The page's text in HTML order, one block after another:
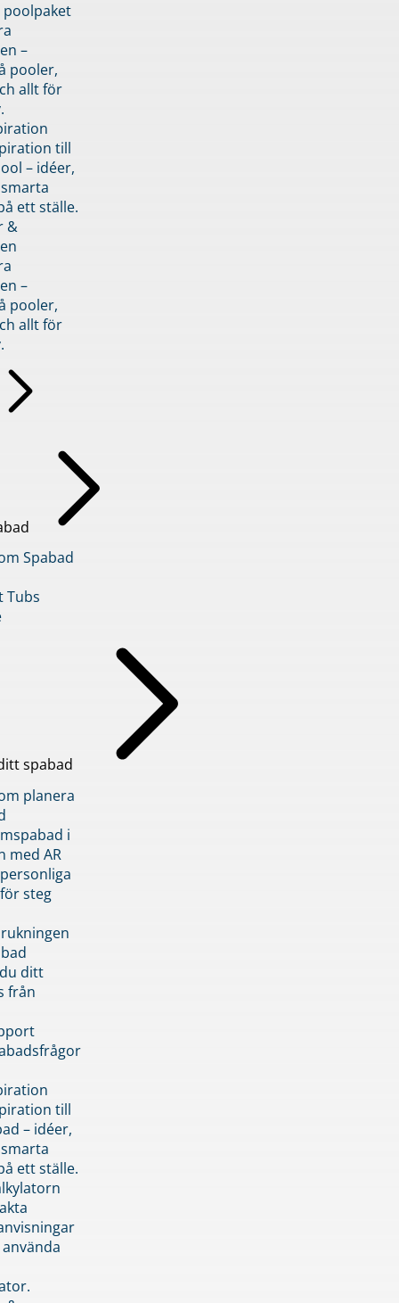
–
pooler,
allt för
till
– idéer,
ett ställe.
&
–
pooler,
allt för
Spabad
Tubs
spabad
planera
i
med AR
steg
ditt
från
till
– idéer,
ett ställe.